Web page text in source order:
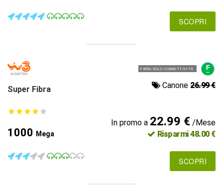
SCOPRI
FIBRA SOLO CONNETTIVITÀ
Super Fibra Canone26.99 €
★★★★★
★★★★★
1000 Mega
In promo a 22.99 €/Mese
Risparmi 48.00 €
SCOPRI